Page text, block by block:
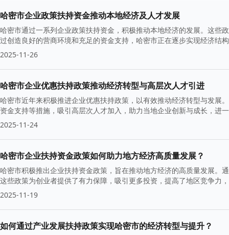
哈密市企业政策扶持资金推动本地经济及人才发展
哈密市通过一系列企业政策扶持资金，积极推动本地经济的发展。这些
过创造良好的营商环境和充足的资金支持，哈密市正在逐步实现经济结
2025-11-26
哈密市企业优惠扶持政策推动经济转型与高层次人才引进
哈密市近年来积极推进企业优惠扶持政策，以有效推动经济转型与发展
资金支持等措施，吸引高层次人才加入，助力当地企业创新与成长，进
2025-11-24
哈密市企业扶持资金政策如何助力地方经济高质量发展？
哈密市积极推出企业扶持资金政策，旨在推动地方经济的高质量发展。
这些政策为创业者提供了有力保障，吸引更多投资，提高了地区竞争力
2025-11-19
如何通过产业发展扶持政策实现哈密市的经济转型与提升？